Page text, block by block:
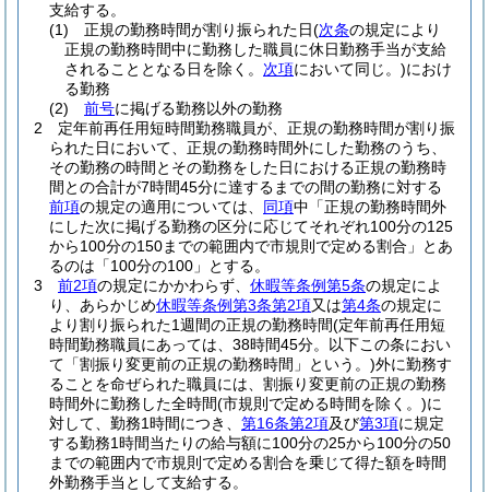
支給する。
(1)
正規の勤務時間が割り振られた日(次条の規定により
正規の勤務時間中に勤務した職員に休日勤務手当が支給
されることとなる日を除く。 次項において同じ。)におけ
る勤務
(2)
前号に掲げる勤務以外の勤務
2
定年前再任用短時間勤務職員が、正規の勤務時間が割り振
られた日において、正規の勤務時間外にした勤務のうち、
その勤務の時間とその勤務をした日における正規の勤務時
間との合計が7時間45分に達するまでの間の勤務に対する
前項の規定の適用については、 同項中「正規の勤務時間外
にした次に掲げる勤務の区分に応じてそれぞれ100分の125
から100分の150までの範囲内で市規則で定める割合」とあ
るのは「100分の100」とする。
3
前2項の規定にかかわらず、 休暇等条例第5条の規定によ
り、あらかじめ休暇等条例第3条第2項又は第4条の規定に
より割り振られた1週間の正規の勤務時間(定年前再任用短
時間勤務職員にあっては、38時間45分。以下この条におい
て「割振り変更前の正規の勤務時間」という。)外に勤務す
ることを命ぜられた職員には、割振り変更前の正規の勤務
時間外に勤務した全時間(市規則で定める時間を除く。)に
対して、勤務1時間につき、 第16条第2項及び第3項に規定
する勤務1時間当たりの給与額に100分の25から100分の50
までの範囲内で市規則で定める割合を乗じて得た額を時間
外勤務手当として支給する。